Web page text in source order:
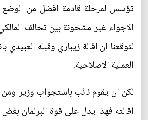
تؤسس لمرحلة قادمة افضل من الوضع
الاجواء غير مشحونة بين تحالف
لتوقعنا ان اقالة زيباري وقبله العبيدي
العملية الاصلاحية.
لكن ان يقوم نائب باستجواب وزير
اقالته فهذا يدل على قوة البرلمان بغض